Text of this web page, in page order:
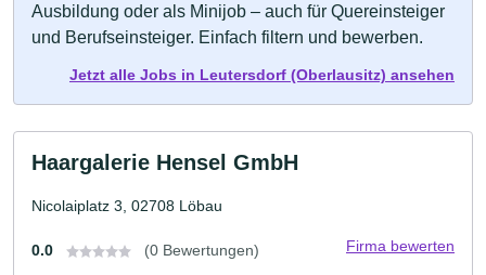
Ausbildung oder als Minijob – auch für Quereinsteiger
und Berufseinsteiger. Einfach filtern und bewerben.
Jetzt alle Jobs in Leutersdorf (Oberlausitz) ansehen
Haargalerie Hensel GmbH
Nicolaiplatz 3, 02708 Löbau
0.0 (0 Bewertungen) Firma bewerten